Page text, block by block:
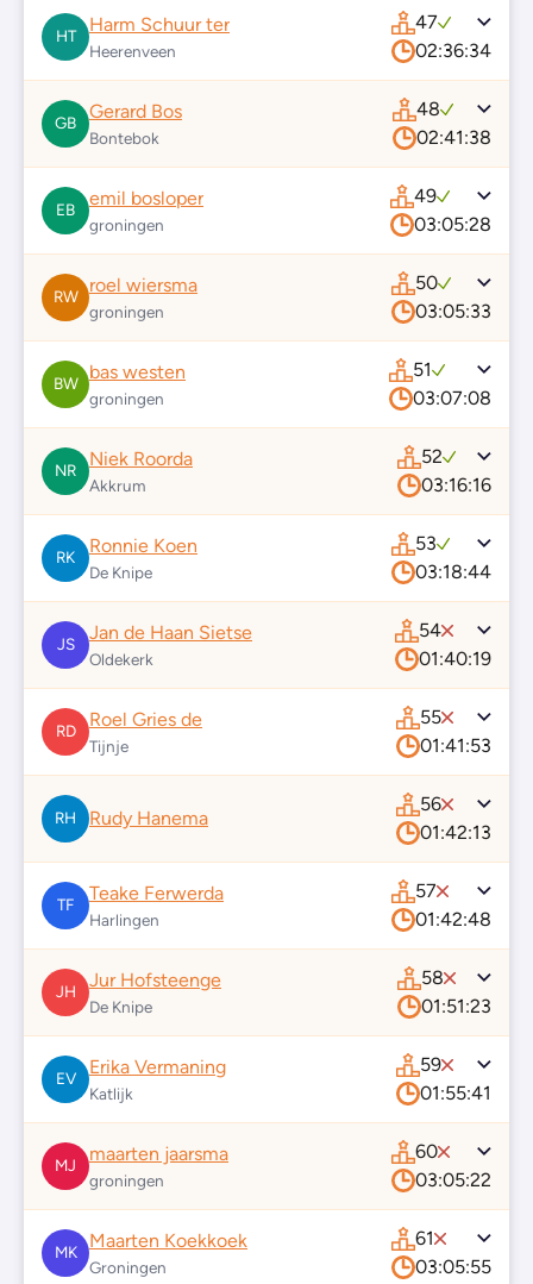
HT
Harm Schuur ter
Heerenveen
47
02:36:34
GB
Gerard Bos
Bontebok
48
02:41:38
EB
emil bosloper
groningen
49
03:05:28
RW
roel wiersma
groningen
50
03:05:33
BW
bas westen
groningen
51
03:07:08
NR
Niek Roorda
Akkrum
52
03:16:16
RK
Ronnie Koen
De Knipe
53
03:18:44
JS
Jan de Haan Sietse
Oldekerk
54
01:40:19
RD
Roel Gries de
Tijnje
55
01:41:53
RH Rudy Hanema
56
01:42:13
TF
Teake Ferwerda
Harlingen
57
01:42:48
JH
Jur Hofsteenge
De Knipe
58
01:51:23
EV
Erika Vermaning
Katlijk
59
01:55:41
MJ
maarten jaarsma
groningen
60
03:05:22
MK
Maarten Koekkoek
Groningen
61
03:05:55